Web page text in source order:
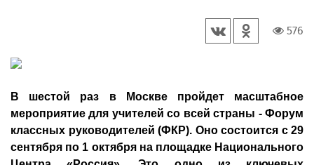
576
В шестой раз в Москве пройдет масштабное
мероприятие для учителей со всей страны - Форум
классных руководителей (ФКР). Оно состоится с 29
сентября по 1 октября на площадке Национального